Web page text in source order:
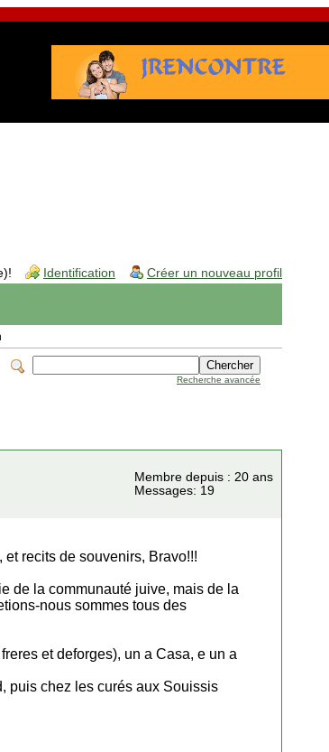
Identification Créer un nouveau profil
Recherche avancée
Membre depuis : 20 ans
Messages: 19
recits de souvenirs, Bravo!!!
de la communauté juive, mais de la
nous sommes tous des
et deforges), un a Casa, e un a
puis chez les curés aux Souissis